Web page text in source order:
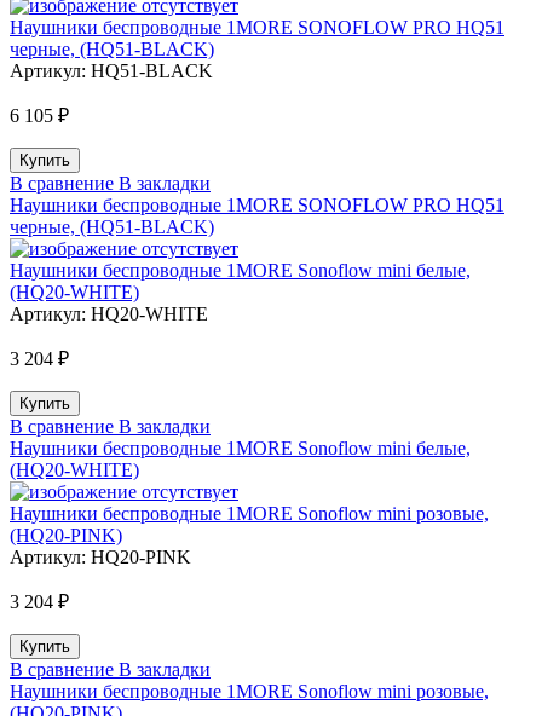
Наушники беспроводные 1MORE SONOFLOW PRO HQ51
черные, (HQ51-BLACK)
Артикул: HQ51-BLACK
6 105 ₽
В сравнение В закладки
Наушники беспроводные 1MORE SONOFLOW PRO HQ51
черные, (HQ51-BLACK)
Наушники беспроводные 1MORE Sonoflow mini белые,
(HQ20-WHITE)
Артикул: HQ20-WHITE
3 204 ₽
В сравнение В закладки
Наушники беспроводные 1MORE Sonoflow mini белые,
(HQ20-WHITE)
Наушники беспроводные 1MORE Sonoflow mini розовые,
(HQ20-PINK)
Артикул: HQ20-PINK
3 204 ₽
В сравнение В закладки
Наушники беспроводные 1MORE Sonoflow mini розовые,